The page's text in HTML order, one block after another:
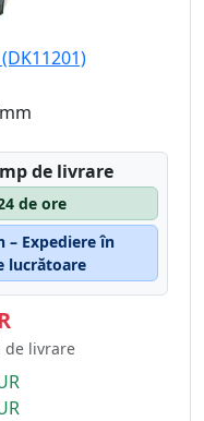
de livrare
de ore
– Expediere în
lucrătoare
de livrare